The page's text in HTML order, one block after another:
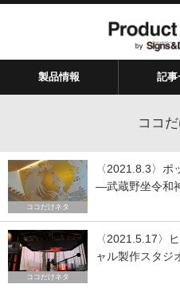
製品情報 記事
ココ
ココだけネタ
〈2021.8.3〉
—武蔵野坐令和
ココだけネタ
〈2021.5.17〉
ャル製作スタジ